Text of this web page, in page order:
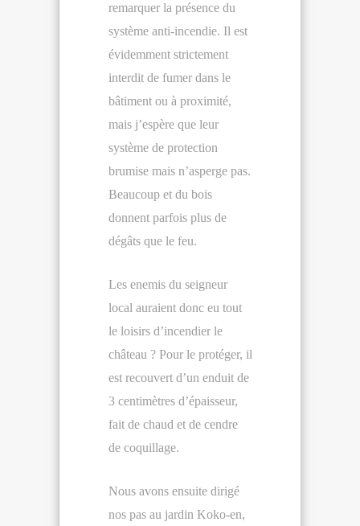
remarquer la présence du
système anti-incendie. Il est
évidemment strictement
interdit de fumer dans le
bâtiment ou à proximité,
mais j’espère que leur
système de protection
brumise mais n’asperge pas.
Beaucoup et du bois
donnent parfois plus de
dégâts que le feu.
Les enemis du seigneur
local auraient donc eu tout
le loisirs d’incendier le
château ? Pour le protéger, il
est recouvert d’un enduit de
3 centimètres d’épaisseur,
fait de chaud et de cendre
de coquillage.
Nous avons ensuite dirigé
nos pas au jardin Koko-en,